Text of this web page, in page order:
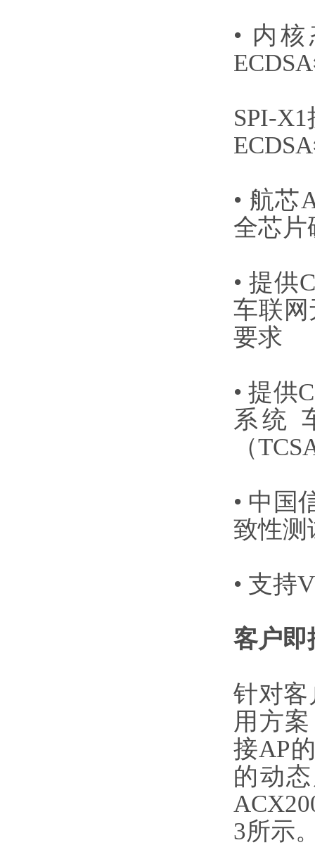
• 内
SPI-
• 航芯
全芯片
• 提供
车联
要求
• 提供
系统
（
• 中国
致性测
• 支持
客户即
针对客
用方
接AP
的动
3所示